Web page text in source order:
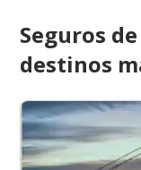
Seguros
destinos